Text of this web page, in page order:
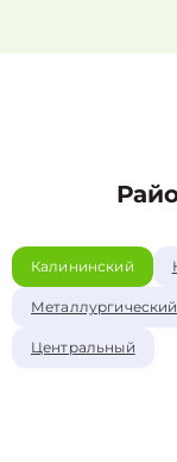
Калининский
Металлургический
Центральный